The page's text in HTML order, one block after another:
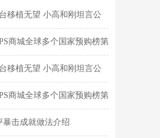
移植无望 小高和刚坦言公
商城全球多个国家预购榜第
移植无望 小高和刚坦言公
商城全球多个国家预购榜第
击成就做法介绍